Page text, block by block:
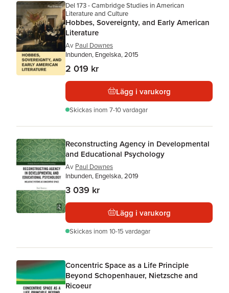
Del 173 - Cambridge Studies in American
Literature and Culture
Hobbes, Sovereignty, and Early American
Literature
Av Paul Downes
Inbunden, Engelska, 2015
2 019 kr
Lägg i varukorg
Skickas inom 7-10 vardagar
Reconstructing Agency in Developmental
and Educational Psychology
Av Paul Downes
Inbunden, Engelska, 2019
3 039 kr
Lägg i varukorg
Skickas inom 10-15 vardagar
Concentric Space as a Life Principle
Beyond Schopenhauer, Nietzsche and
Ricoeur